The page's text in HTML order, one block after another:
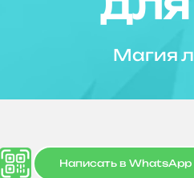
Магия
Написать в WhatsApp